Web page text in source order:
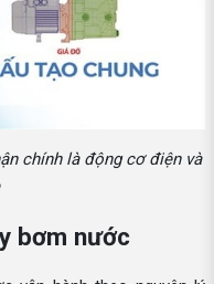
chính là động cơ điện và
bơm nước